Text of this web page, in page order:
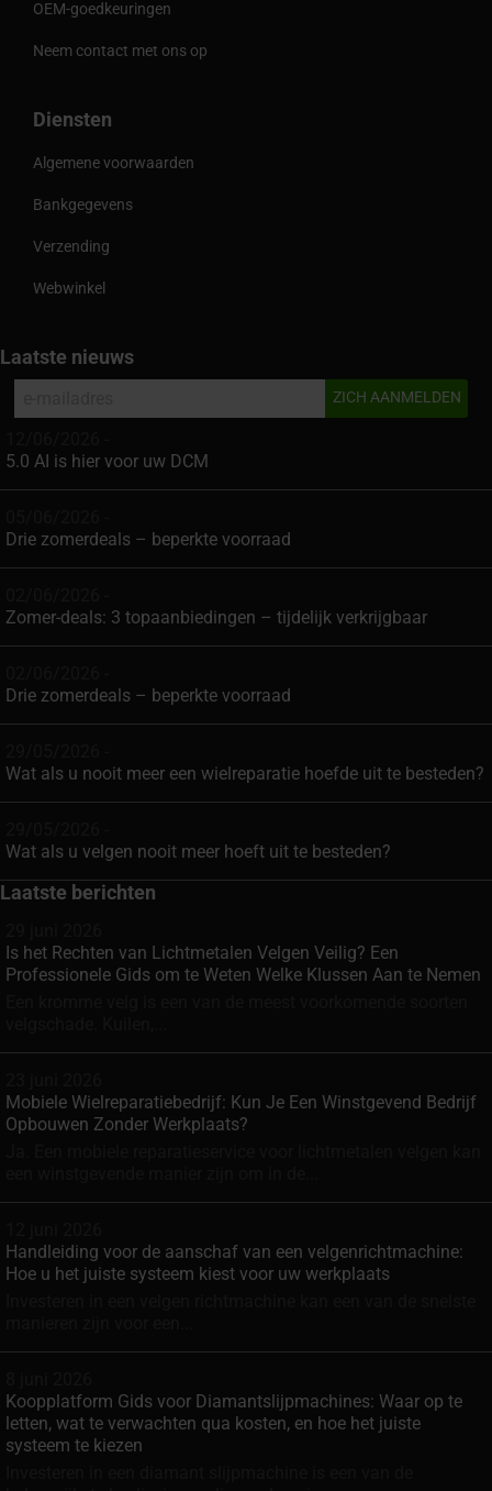
OEM-goedkeuringen
Neem contact met ons op
Diensten
Algemene voorwaarden
Bankgegevens
Verzending
Webwinkel
Laatste nieuws
5.0 AI is hier voor uw DCM
Drie zomerdeals – beperkte voorraad
Zomer-deals: 3 topaanbiedingen – tijdelijk verkrijgbaar
Drie zomerdeals – beperkte voorraad
Wat als u nooit meer een wielreparatie hoefde uit te besteden?
Wat als u velgen nooit meer hoeft uit te besteden?
Laatste berichten
Is het Rechten van Lichtmetalen Velgen Veilig? Een
Professionele Gids om te Weten Welke Klussen Aan te Nemen
Mobiele Wielreparatiebedrijf: Kun Je Een Winstgevend Bedrijf
Opbouwen Zonder Werkplaats?
Handleiding voor de aanschaf van een velgenrichtmachine:
Hoe u het juiste systeem kiest voor uw werkplaats
Koopplatform Gids voor Diamantslijpmachines: Waar op te
letten, wat te verwachten qua kosten, en hoe het juiste
systeem te kiezen